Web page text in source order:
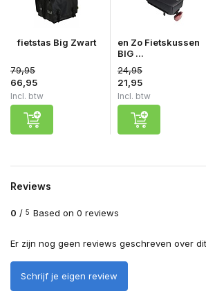
fietstas Big Zwart
79,95
66,95
Incl. btw
en Zo Fietskussen
BIG ...
24,95
21,95
Incl. btw
Reviews
0 / 5 Based on 0 reviews
Er zijn nog geen reviews geschreven over
Schrijf je eigen review